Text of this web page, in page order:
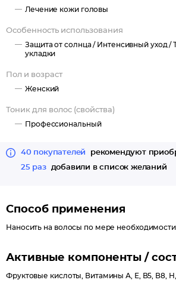
превращается в простую и комфортную
помимо отличной фиксации,
дополнительные уход и защиту.
Лечение кожи головы
Особенность использования
Защита от солнца / Интенсивный уход /
укладки
Пол и возраст
Женский
Тоник для волос (свойства)
Профессиональный
40 покупателей
рекомендуют
25 раз
добавили в список желаний
Способ применения
Наносить на волосы по мере необходимости.
Активные компоненты /
Фруктовые кислоты, Витамины А, Е, В5, В8, Н,